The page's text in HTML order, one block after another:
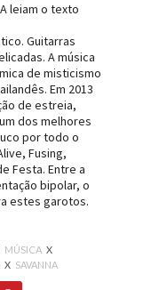
leiam o texto
Guitarras
A música
de misticismo
Em 2013
de estreia,
dos melhores
por todo o
Fusing,
Festa. Entre a
bipolar, o
estes garotos.
MÚSICA X
X SAVANNA